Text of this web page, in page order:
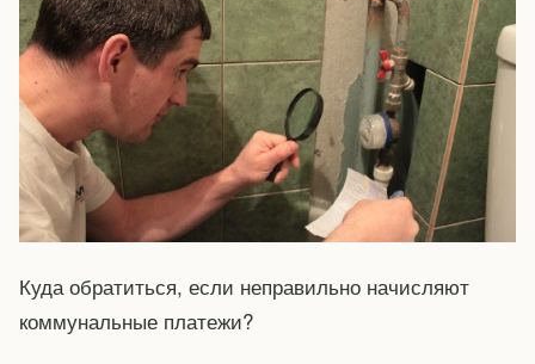
Куда обратиться, если неправильно начисляют
коммунальные платежи?